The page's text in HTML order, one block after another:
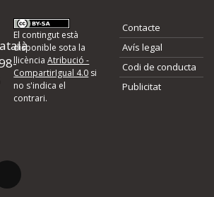
nos millores o
o voleu proposar alguna millora, ompliu els
que proposeu o l'error del qual voleu informar-
electrònic *
El contingut està
disponible sota la
llicènciaAtribució -
CompartirIgual 4.0 si
no s'indica el
contrari.
Contacte
Avís legal
Codi de conducta
Publicitat